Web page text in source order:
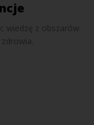
wiedzę z obszarów